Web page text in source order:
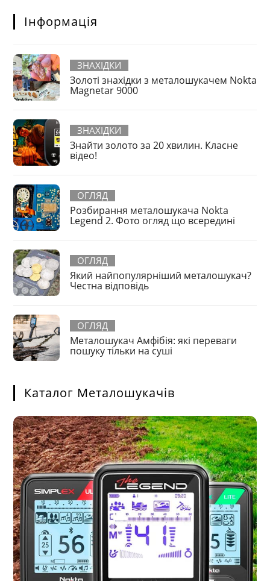
Інформація
ЗНАХІДКИ
Золоті знахідки з металошукачем Nokta
Magnetar 9000
ЗНАХІДКИ
Знайти золото за 20 хвилин. Класне
відео!
ОГЛЯД
Розбирання металошукача Nokta
Legend 2. Фото огляд що всередині
ОГЛЯД
Який найпопулярніший металошукач?
Честна відповідь
ОГЛЯД
Металошукач Амфібія: які переваги
пошуку тільки на суші
Каталог Металошукачів